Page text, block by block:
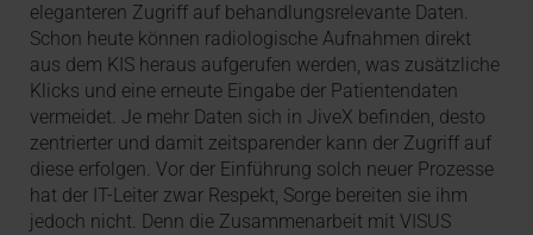
eleganteren Zugriff auf behandlungsrelevante Daten.
Schon heute können radiologische Aufnahmen direkt
aus dem KIS heraus aufgerufen werden, was zusätzliche
Klicks und eine erneute Eingabe der Patientendaten
vermeidet. Je mehr Daten sich in JiveX befinden, desto
zentrierter und damit zeitsparender kann der Zugriff auf
diese erfolgen. Vor der Einführung solch neuer Prozesse
hat der IT-Leiter zwar Respekt, Sorge bereiten sie ihm
jedoch nicht. Denn die Zusammenarbeit mit VISUS